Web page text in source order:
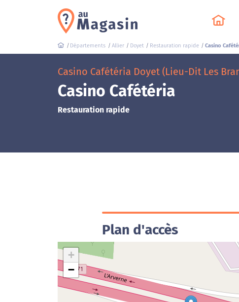
Départements Allier Doyet Restauration rapide Casino
Casino Cafétéria Doyet (Lieu-Dit Les
Casino Cafétéria
Restauration rapide
Plan d'accès
+
−